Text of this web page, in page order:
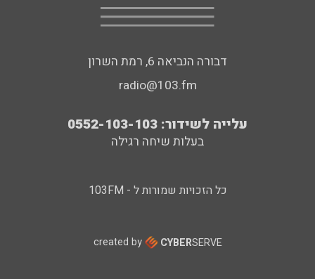
דבורה הנביאה 6, רמת השרון
radio@103.fm
עלייה לשידור: 0552-103-103
בעלות שיחה רגילה
כל הזכויות שמורות ל - 103FM
created by CYBERSERVE